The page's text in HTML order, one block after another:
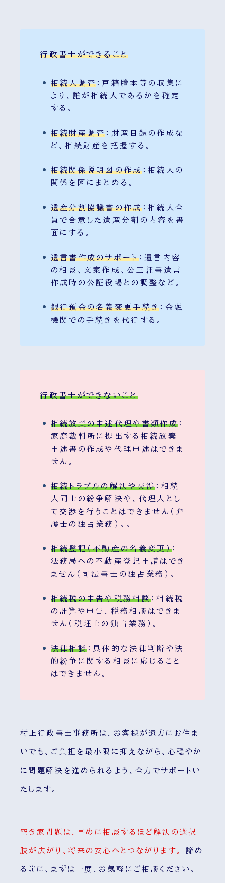
行政書士ができること
相続人調査 ： 戸籍謄本等の収集に
より、誰が相続人であるかを確定
する。
相続財産調査 ：財産目録の作成な
ど、相続財産を把握する。
相続関係説明図の作成：相続人の
関係を図にまとめる。
遺産分割協議書の作成：相続人全
員で合意した遺産分割の内容を書
面にする。
遺言書作成のサポート：遺言内容
の相談、文案作成、公正証書遺言
作成時の公証役場との調整など。
銀行預金の名義変更手続き ：金融
機関での手続きを代行する。
行政書士ができないこと
相続放棄の申述代理や書類作成：
家庭裁判所に提出する相続放棄
申述書の作成や代理申述はできま
せん。
相続トラブルの解決や交渉 ：相続
人同士の紛争解決や、代理人とし
て交渉を行うことはできません（弁
護士の独占業務）。。
相続登記（不動産の名義変更）：
法務局への不動産登記申請はでき
ません（司法書士の独占業務）。
相続税の申告や税務相談：相続税
の計算や申告、税務相談はできま
せん（税理士の独占業務）。
法律相談：具体的な法律判断や法
的紛争に関する相談に応じること
はできません。
村上行政書士事務所は、お客様が遠方にお住ま
いでも、ご負担を最小限に抑えながら、心穏やか
に問題解決を進められるよう、全力でサポートい
たします。
空き家問題は、早めに相談するほど解決の選択
肢が広がり、将来の安心へとつながります。 諦め
る前に、まずは一度、お気軽にご相談ください。